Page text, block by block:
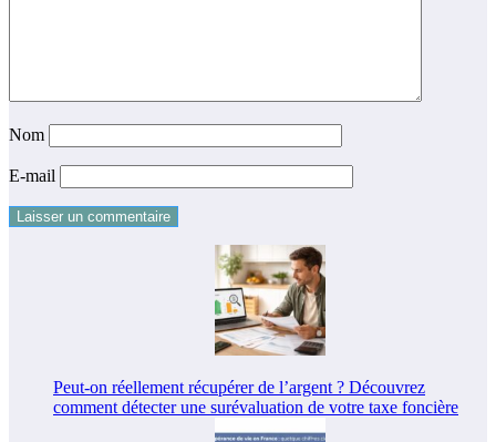
Nom
E-mail
Peut-on réellement récupérer de l’argent ? Découvrez
comment détecter une surévaluation de votre taxe foncière